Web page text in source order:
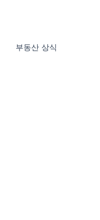
부동산 상식